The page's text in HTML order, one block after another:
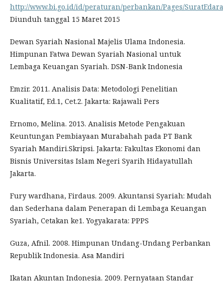
http://www.bi.go.id/id/peraturan/perbankan/Pages/
Diunduh tanggal 15 Maret 2015
Dewan Syariah Nasional Majelis Ulama Indonesia.
Himpunan Fatwa Dewan Syariah Nasional untuk
Lembaga Keuangan Syariah. DSN-Bank Indonesia
Emzir. 2011. Analisis Data: Metodologi Penelitian
Kualitatif, Ed.1, Cet.2. Jakarta: Rajawali Pers
Ernomo, Melina. 2013. Analisis Metode Pengakuan
Keuntungan Pembiayaan Murabahah pada PT Bank
Syariah Mandiri.Skripsi. Jakarta: Fakultas Ekonomi dan
Bisnis Universitas Islam Negeri Syarih Hidayatullah
Jakarta.
Fury wardhana, Firdaus. 2009. Akuntansi Syariah: Mudah
dan Sederhana dalam Penerapan di Lembaga Keuangan
Syariah, Cetakan ke1. Yogyakarata: PPPS
Guza, Afnil. 2008. Himpunan Undang-Undang Perbankan
Republik Indonesia. Asa Mandiri
Ikatan Akuntan Indonesia. 2009. Pernyataan Standar